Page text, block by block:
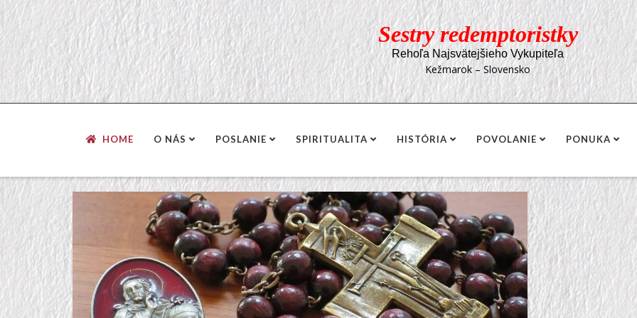
Sestry redemptoristky
Rehoľa Najsvätejšieho Vykupiteľa
Kežmarok – Slovensko
HOME O NÁS POSLANIE SPIRITUALITA HISTÓRIA POVOLANIE PONUKA